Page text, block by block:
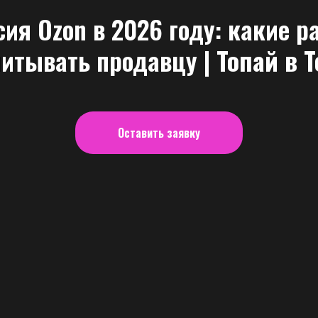
Ozon в 2026 году: какие
продавцу | Топай в
Оставить заявку